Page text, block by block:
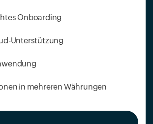
Onboarding
Unterstützung
in mehreren Währungen